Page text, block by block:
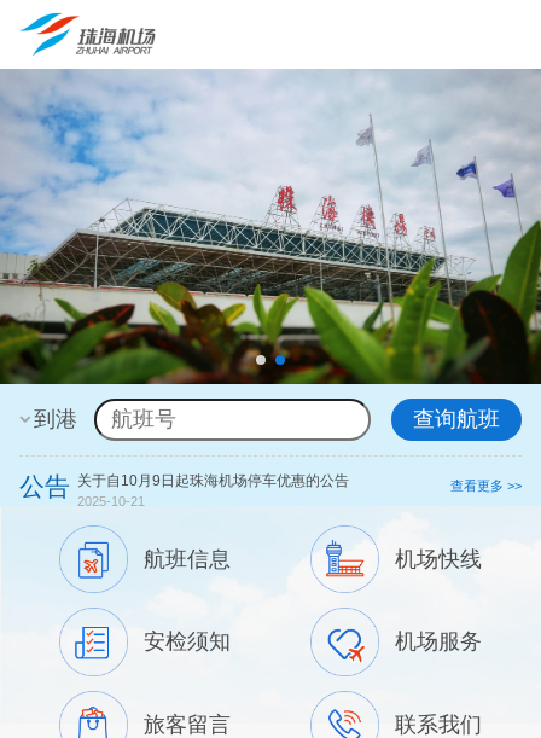
到港 查询航班
查看更多 >>
公告 ​关于自10月9日起珠海机场停车优惠的公告
2025-10-21
【温馨提示】
航班信息 机场快线
安检须知 机场服务
旅客留言 联系我们